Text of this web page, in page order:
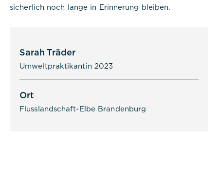
sicherlich noch lange in Erinnerung bleiben.
Sarah Träder
Umweltpraktikantin 2023
Ort
Flusslandschaft-Elbe Brandenburg